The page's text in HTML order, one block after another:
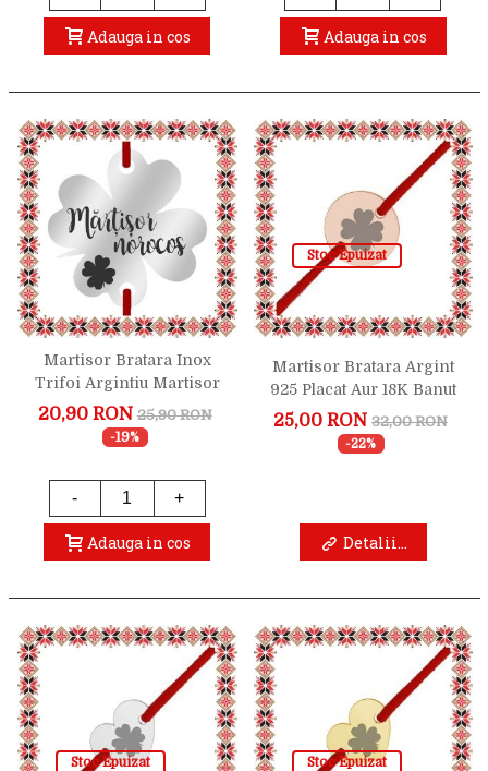
Adauga in cos Adauga in cos
Martisor Bratara Inox
Trifoi Argintiu Martisor
Norocos
20,90 RON 25,90 RON
-19%
- +
Adauga in cos
Stoc Epuizat
Martisor Bratara Argint
925 Placat Aur 18K Banut
Mic Trifoi
25,00 RON 32,00 RON
-22%
Detalii...
Stoc Epuizat Stoc Epuizat